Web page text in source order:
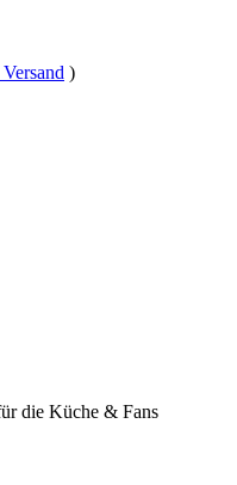
)
die Küche & Fans